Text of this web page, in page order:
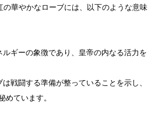
の華やかなローブには、以下のような意味
ギーの象徴であり、皇帝の内なる活力を
戦闘する準備が整っていることを示し、
めています。